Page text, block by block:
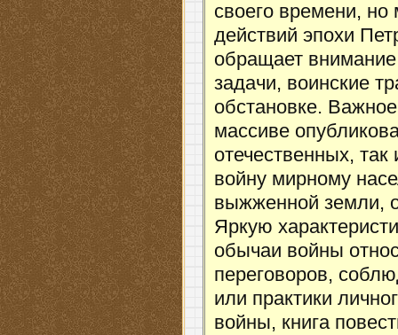
своего времени, но
действий эпохи
обращает
задачи, воинские
обстановке.
массиве
отечественных,
войну мирному
выжженной земли,
Яркую
обычаи войны
переговоров,
или практики
войны, книга